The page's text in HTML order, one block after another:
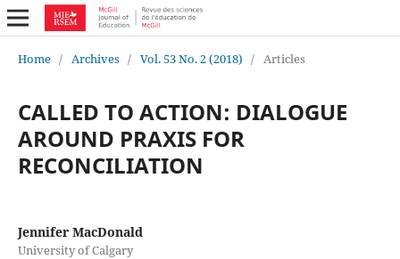
Home / Archives / Vol. 53 No. 2 (2018) / Articles
CALLED TO ACTION: DIALOGUE
AROUND PRAXIS FOR
RECONCILIATION
Jennifer MacDonald
University of Calgary